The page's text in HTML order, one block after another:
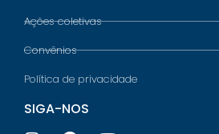
Ações coletivas
Convênios
Política de privacidade
SIGA-NOS